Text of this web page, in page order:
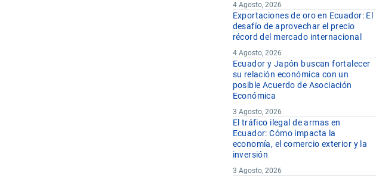
4 Agosto, 2026
Exportaciones de oro en Ecuador: El
desafío de aprovechar el precio
récord del mercado internacional
4 Agosto, 2026
Ecuador y Japón buscan fortalecer
su relación económica con un
posible Acuerdo de Asociación
Económica
3 Agosto, 2026
El tráfico ilegal de armas en
Ecuador: Cómo impacta la
economía, el comercio exterior y la
inversión
3 Agosto, 2026